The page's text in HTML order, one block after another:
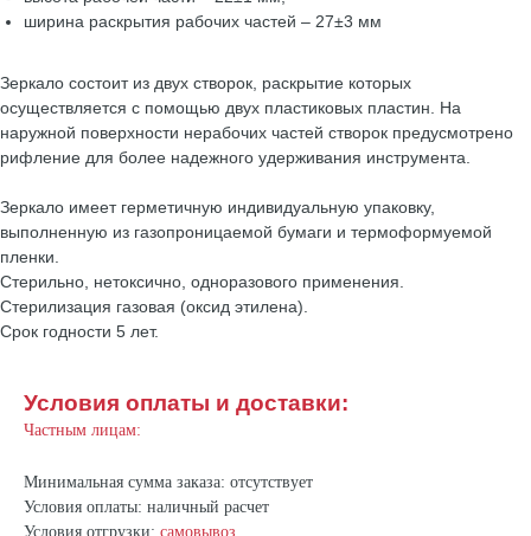
ширина раскрытия рабочих частей – 27±3 мм
Зеркало состоит из двух створок, раскрытие которых
осуществляется с помощью двух пластиковых пластин. На
наружной поверхности нерабочих частей створок предусмотрено
рифление для более надежного удерживания инструмента.
Зеркало имеет герметичную индивидуальную упаковку,
выполненную из газопроницаемой бумаги и термоформуемой
пленки.
Стерильно, нетоксично, одноразового применения.
Стерилизация газовая (оксид этилена).
Срок годности 5 лет.
Условия оплаты и доставки:
Частным лицам:
Минимальная сумма заказа: отсутствует
Условия оплаты: наличный расчет
Условия отгрузки: самовывоз